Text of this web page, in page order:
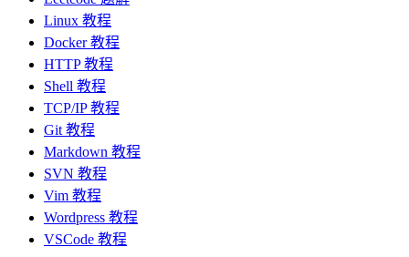
Linux 教程
Docker 教程
HTTP 教程
Shell 教程
TCP/IP 教程
Git 教程
Markdown 教程
SVN 教程
Vim 教程
Wordpress 教程
VSCode 教程